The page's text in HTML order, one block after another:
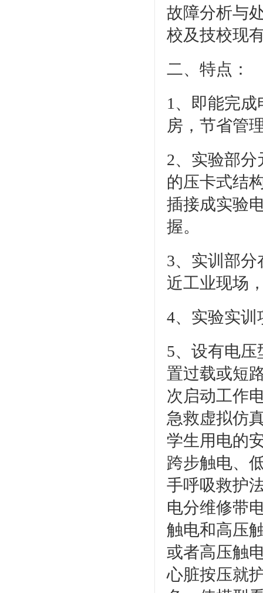
故障分析与
校及技校现
二、特点：
1、即能完
房，节省管
2、实验部
的压卡式结
插接成实验
握。
3、实训部
近工业现场
4、实验实
5、设有电
置过载或短
次启动工作
急救虚拟仿
学生用电的
跨步触电、
手呼吸救护
电分维修带
触电和高压
或者高压触
心脏按压就